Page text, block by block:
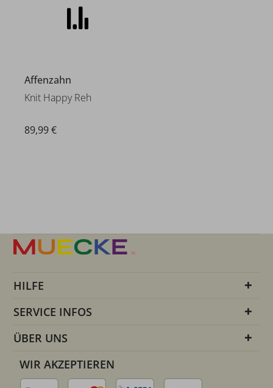
Affenzahn
Knit Happy Reh
89,99 €
HILFE
SERVICE INFOS
ÜBER UNS
WIR AKZEPTIEREN